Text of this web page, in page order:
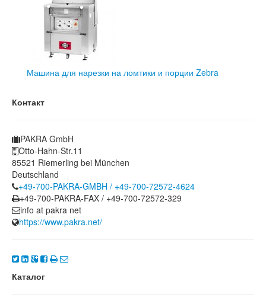
Машина для нарезки на ломтики и порции Zebra
Контакт
PAKRA GmbH
Otto-Hahn-Str.11
85521 Riemerling bei München
Deutschland
+49-700-PAKRA-GMBH / +49-700-72572-4624
+49-700-PAKRA-FAX / +49-700-72572-329
info at pakra net
https://www.pakra.net/
Каталог